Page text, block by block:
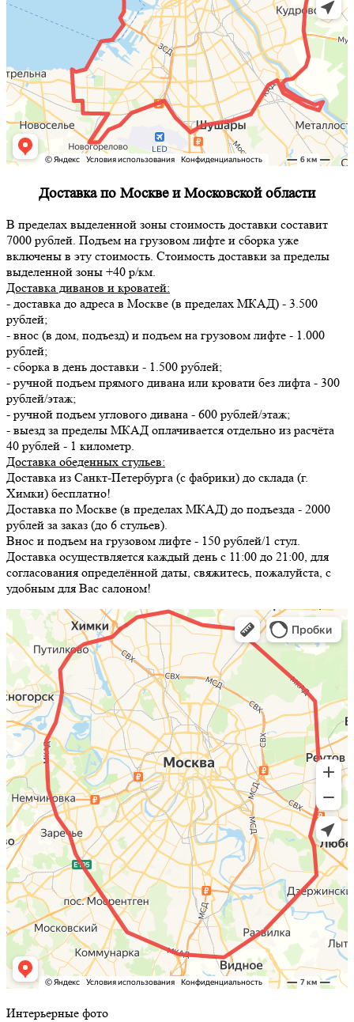
Доставка по Москве и Московской области
В пределах выделенной зоны стоимость доставки составит
7000 рублей. Подъем на грузовом лифте и сборка уже
включены в эту стоимость. Стоимость доставки за пределы
выделенной зоны +40 р/км.
Доставка диванов и кроватей:
- доставка до адреса в Москве (в пределах МКАД) - 3.500
рублей;
- внос (в дом, подъезд) и подъем на грузовом лифте - 1.000
рублей;
- сборка в день доставки - 1.500 рублей;
- ручной подъем прямого дивана или кровати без лифта - 300
рублей/этаж;
- ручной подъем углового дивана - 600 рублей/этаж;
- выезд за пределы МКАД оплачивается отдельно из расчёта
40 рублей - 1 километр.
Доставка обеденных стульев:
Доставка из Санкт-Петербурга (с фабрики) до склада (г.
Химки) бесплатно!
Доставка по Москве (в пределах МКАД) до подъезда - 2000
рублей за заказ (до 6 стульев).
Внос и подъем на грузовом лифте - 150 рублей/1 стул.
Доставка осуществляется каждый день с 11:00 до 21:00, для
согласования определённой даты, свяжитесь, пожалуйста, с
удобным для Вас салоном!
Интерьерные фото